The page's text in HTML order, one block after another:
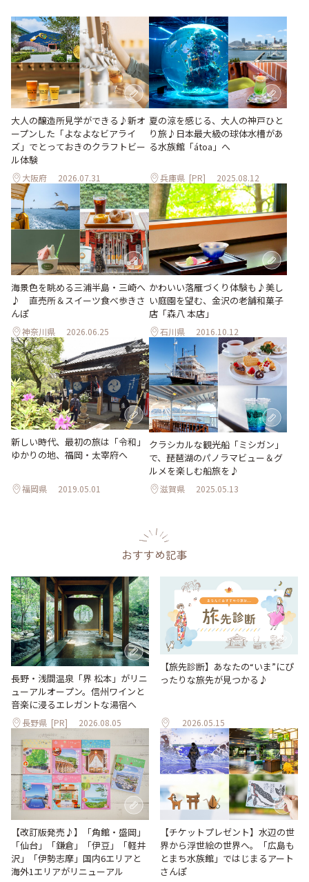
大人の醸造所見学ができる♪新オ
ープンした「よなよなビアライ
ズ」でとっておきのクラフトビー
ル体験
大阪府 2026.07.31
夏の涼を感じる、大人の神戸ひと
り旅♪日本最大級の球体水槽があ
る水族館「átoa」へ
兵庫県 [PR] 2025.08.12
海景色を眺める三浦半島・三崎へ
♪ 直売所＆スイーツ食べ歩きさ
んぽ
神奈川県 2026.06.25
かわいい落雁づくり体験も♪美し
い庭園を望む、金沢の老舗和菓子
店「森八 本店」
石川県 2016.10.12
新しい時代、最初の旅は「令和」
ゆかりの地、福岡・太宰府へ
福岡県 2019.05.01
クラシカルな観光船「ミシガン」
で、琵琶湖のパノラマビュー＆グ
ルメを楽しむ船旅を♪
滋賀県 2025.05.13
おすすめ記事
長野・浅間温泉「界 松本」がリニ
ューアルオープン。信州ワインと
音楽に浸るエレガントな湯宿へ
長野県 [PR] 2026.08.05
【旅先診断】あなたの“いま”にぴ
ったりな旅先が見つかる♪
2026.05.15
【改訂版発売♪】「角館・盛岡」
「仙台」「鎌倉」「伊豆」「軽井
沢」「伊勢志摩」国内6エリアと
海外1エリアがリニューアル
【チケットプレゼント】水辺の世
界から浮世絵の世界へ。「広島も
とまち水族館」ではじまるアート
さんぽ